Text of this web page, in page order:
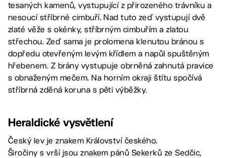
tesaných kamenů, vystupující z přirozeného trávníku a
nesoucí stříbrné cimbuří. Nad tuto zeď vystupují dvě
zlaté věže s okénky, stříbrným cimbuřím a zlatou
střechou. Zeď sama je prolomena klenutou bránou s
dopředu otevřeným levým křídlem a napůl spuštěným
hřebenem. Z brány vystupuje obrněná zahnutá pravice
s obnaženým mečem. Na horním okraji štítu spočívá
stříbrná zděná koruna s pěti výběžky.
Heraldické vysvětlení
Český lev je znakem Království českého.
Širočiny s vrší jsou znakem pánů Sekerků ze Sedčic,